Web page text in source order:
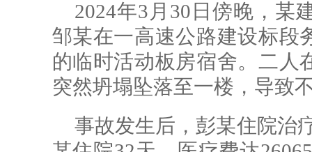
2024年3月30日傍晚，某
邹某在一高速公路建设标段
的临时活动板房宿舍。二人
突然坍塌坠落至一楼，导致
事故发生后，彭某住院治